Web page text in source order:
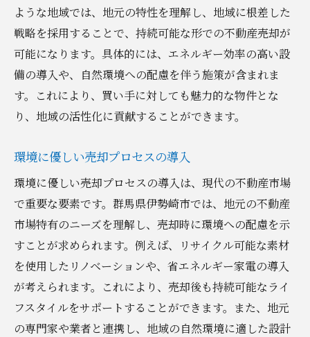
ような地域では、地元の特性を理解し、地域に根差した
戦略を採用することで、持続可能な形での不動産売却が
可能になります。具体的には、エネルギー効率の高い設
備の導入や、自然環境への配慮を伴う施策が含まれま
す。これにより、買い手に対しても魅力的な物件とな
り、地域の活性化に貢献することができます。
環境に優しい売却プロセスの導入
環境に優しい売却プロセスの導入は、現代の不動産市場
で重要な要素です。群馬県伊勢崎市では、地元の不動産
市場特有のニーズを理解し、売却時に環境への配慮を示
すことが求められます。例えば、リサイクル可能な素材
を使用したリノベーションや、省エネルギー家電の導入
が考えられます。これにより、売却後も持続可能なライ
フスタイルをサポートすることができます。また、地元
の専門家や業者と連携し、地域の自然環境に適した設計